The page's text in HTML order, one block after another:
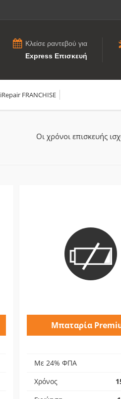
Κλείσε ραντεβού για
Express Επισκευή
iRepair FRANCHISE
Οι χρόνοι επισκευής
Μπαταρία
Με 24% ΦΠΑ
Χρόνος